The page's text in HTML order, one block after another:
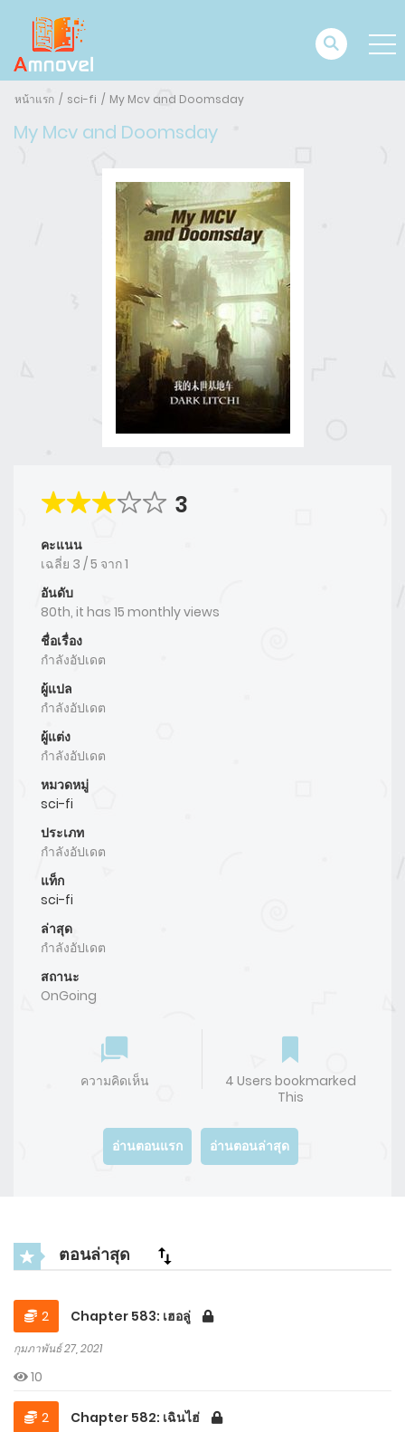
หน้าแรก sci-fi My Mcv and Doomsday
My Mcv and Doomsday
3
คะแนน
เฉลี่ย 3 /5 จาก1
อันดับ
80th, it has 15 monthly views
ชื่อเรื่อง
กำลังอัปเดต
ผู้แปล
กำลังอัปเดต
ผู้แต่ง
กำลังอัปเดต
หมวดหมู่
sci-fi
ประเภท
กำลังอัปเดต
แท็ก
sci-fi
ล่าสุด
กำลังอัปเดต
สถานะ
OnGoing
ความคิดเห็น
4 Users bookmarked
This
อ่านตอนแรก อ่านตอนล่าสุด
ตอนล่าสุด
2 Chapter 583: เฮอลู่
กุมภาพันธ์ 27, 2021
10
2 Chapter 582: เฉินไฮ่